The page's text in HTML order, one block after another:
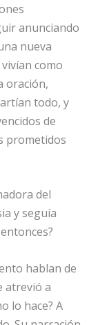
anunciando
nueva
como
oración,
todo, y
de
prometidos
del
y seguía
hablan de
atrevió a
lo hace? A